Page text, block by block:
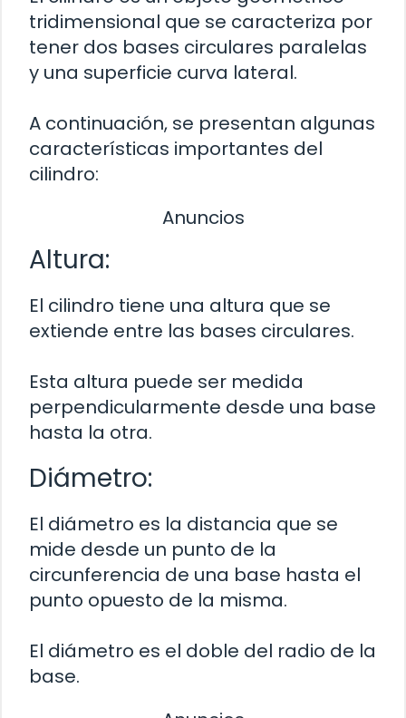
tridimensional que se caracteriza por
tener dos bases circulares paralelas
y una superficie curva lateral.
A continuación, se presentan algunas
características importantes del
cilindro:
Anuncios
Altura:
El cilindro tiene una altura que se
extiende entre las bases circulares.
Esta altura puede ser medida
perpendicularmente desde una base
hasta la otra.
Diámetro:
El diámetro es la distancia que se
mide desde un punto de la
circunferencia de una base hasta el
punto opuesto de la misma.
El diámetro es el doble del radio de la
base.